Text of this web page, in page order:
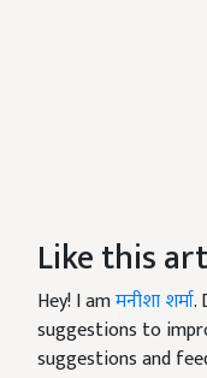
Like this
Hey! I amमनीशा शर्मा.
suggestions to
suggestions and